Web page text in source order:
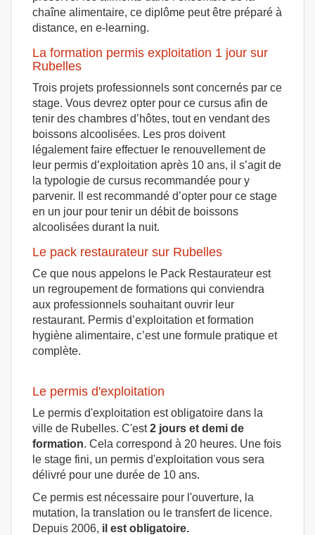
chaîne alimentaire, ce diplôme peut être préparé à
distance, en e-learning.
La formation permis exploitation 1 jour sur
Rubelles
Trois projets professionnels sont concernés par ce
stage. Vous devrez opter pour ce cursus afin de
tenir des chambres d’hôtes, tout en vendant des
boissons alcoolisées. Les pros doivent
légalement faire effectuer le renouvellement de
leur permis d’exploitation après 10 ans, il s’agit de
la typologie de cursus recommandée pour y
parvenir. Il est recommandé d’opter pour ce stage
en un jour pour tenir un débit de boissons
alcoolisées durant la nuit.
Le pack restaurateur sur Rubelles
Ce que nous appelons le Pack Restaurateur est
un regroupement de formations qui conviendra
aux professionnels souhaitant ouvrir leur
restaurant. Permis d’exploitation et formation
hygiène alimentaire, c’est une formule pratique et
complète.
Le permis d'exploitation
Le permis d'exploitation est obligatoire dans la
ville de Rubelles. C'est2 jours et demi de
formation. Cela correspond à 20 heures. Une fois
le stage fini, un permis d'exploitation vous sera
délivré pour une durée de 10 ans.
Ce permis est nécessaire pour l'ouverture, la
mutation, la translation ou le transfert de licence.
Depuis 2006, il est obligatoire.